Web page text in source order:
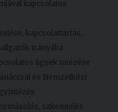
kapcsolatos
kapcsolattartás,
irányába
ügyek intézése
és Nemzetközi
szkennelés